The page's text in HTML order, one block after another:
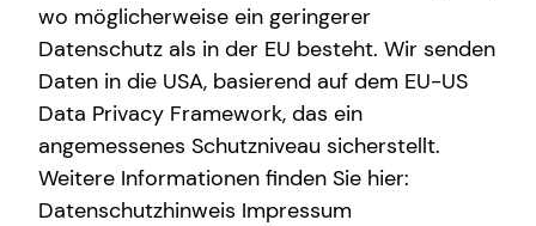
Freitag 10:00 - 21:00 Uhr
Samstag 10:00 - 17:00 Uhr
Selbstverständlich sind auch Termine außerhalb
dieser Geschäftszeiten auf Anfrage möglich.
wo möglicherweise ein geringerer
Datenschutz als in der EU besteht. Wir senden
Daten in die USA, basierend auf dem EU-US
Data Privacy Framework, das ein
angemessenes Schutzniveau sicherstellt.
Weitere Informationen finden Sie hier:
Datenschutzhinweis Impressum